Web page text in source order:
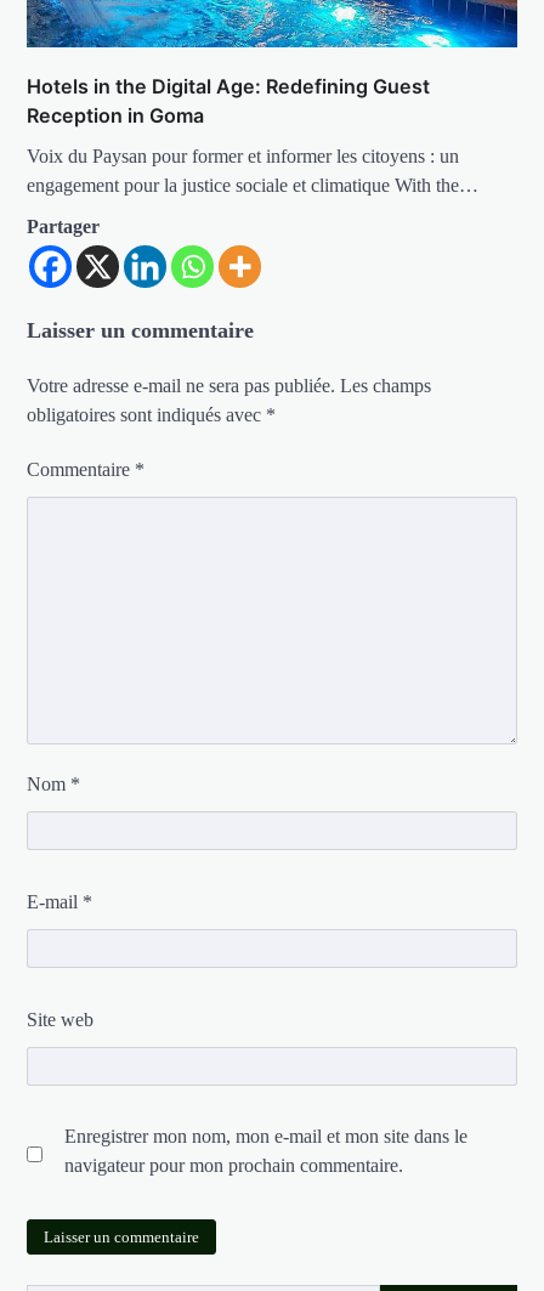
Hotels in the Digital Age: Redefining Guest
Reception in Goma
Voix du Paysan pour former et informer les citoyens : un
engagement pour la justice sociale et climatique With the…
Partager
Laisser un commentaire
Votre adresse e-mail ne sera pas publiée. Les champs
obligatoires sont indiqués avec *
Commentaire *
Nom *
E-mail *
Site web
Enregistrer mon nom, mon e-mail et mon site dans le
navigateur pour mon prochain commentaire.